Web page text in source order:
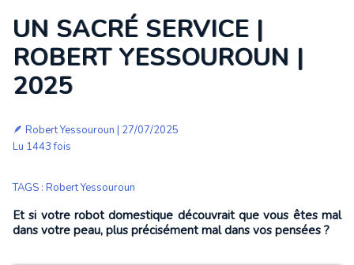
UN SACRÉ SERVICE |
ROBERT YESSOUROUN |
2025
🪶 Robert Yessouroun | 27/07/2025
Lu 1443 fois
TAGS : Robert Yessouroun
Et si votre robot domestique découvrait que vous êtes mal
dans votre peau, plus précisément mal dans vos pensées ?